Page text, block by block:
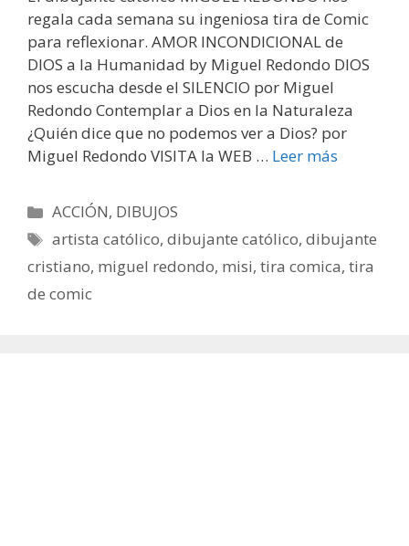
regala cada semana su ingeniosa tira de Comic
para reflexionar. AMOR INCONDICIONAL de
DIOS a la Humanidad by Miguel Redondo DIOS
nos escucha desde el SILENCIO por Miguel
Redondo Contemplar a Dios en la Naturaleza
¿Quién dice que no podemos ver a Dios? por
Miguel Redondo VISITA la WEB … Leer más
Categorías
ACCIÓN, DIBUJOS
Etiquetas
artista católico,dibujante católico,dibujante
cristiano, miguel redondo, misi, tira comica, tira
de comic